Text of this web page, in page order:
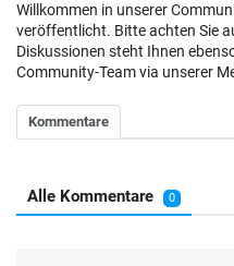
Willkommen in unserer
veröffentlicht. Bitte achten Sie
Diskussionen steht Ihnen
Community-Team via unserer